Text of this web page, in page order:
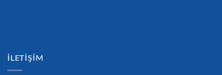
İLETIŞIM